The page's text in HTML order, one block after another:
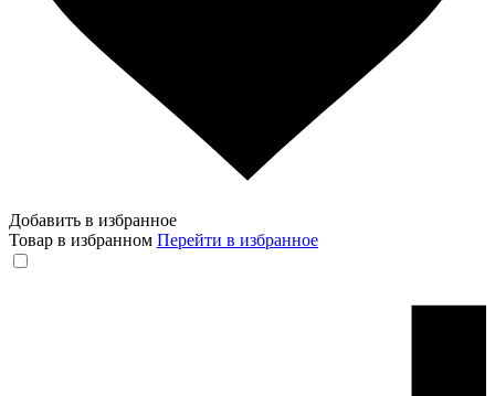
Добавить в избранное
Товар в избранном Перейти в избранное